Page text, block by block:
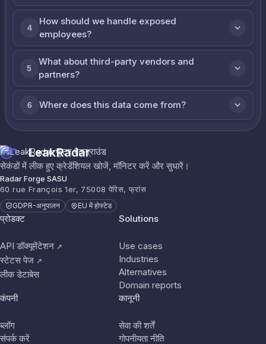
4
How should we handle exposed
employees?
5
What about third-party vendors and
partners?
6 Where does this data come from?
LeakRadar
सेकंडों में लीक हुए क्रेडेंशियल खोजें, मॉनिटर करें और सुधारें।
Radar Forge SASU
60 rue François 1er, 75008 पेरिस, फ्रांस
GDPR-अनुपालन EU में होस्टेड
प्रोडक्ट
API डॉक्यूमेंटेशन ↗
स्टेटस पेज ↗
लीक डेटाबेस
Solutions
Use cases
Industries
Alternatives
Domain reports
कंपनी
ब्लॉग
संपर्क करें
कानूनी
सेवा की शर्तें
गोपनीयता नीति